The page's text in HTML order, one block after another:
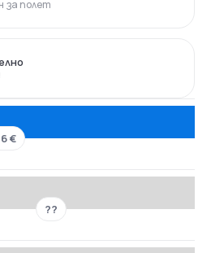
за полет
€
??